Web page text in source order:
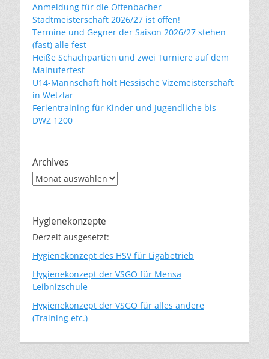
Anmeldung für die Offenbacher
Stadtmeisterschaft 2026/27 ist offen!
Termine und Gegner der Saison 2026/27 stehen
(fast) alle fest
Heiße Schachpartien und zwei Turniere auf dem
Mainuferfest
U14-Mannschaft holt Hessische Vizemeisterschaft
in Wetzlar
Ferientraining für Kinder und Jugendliche bis
DWZ 1200
Archives
Archives
Hygienekonzepte
Derzeit ausgesetzt:
Hygienekonzept des HSV für Ligabetrieb
Hygienekonzept der VSGO für Mensa
Leibnizschule
Hygienekonzept der VSGO für alles andere
(Training etc.)